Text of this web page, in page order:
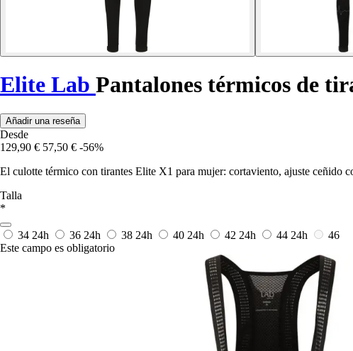
Elite Lab Pantalones térmicos de
Añadir una reseña
Desde
129,90 € 57,50 € -56%
El culotte térmico con tirantes Elite X1 para mujer: cortaviento, ajuste ceñido
Talla
*
34 24h 36 24h 38 24h 40 24h 42 24h 44 24h
46
Este campo es obligatorio